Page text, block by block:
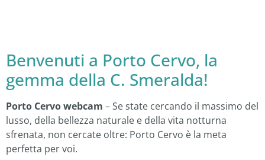
Benvenuti a Porto Cervo, la
gemma della C. Smeralda!
Porto Cervo webcam – Se state cercando il massimo del
lusso, della bellezza naturale e della vita notturna
sfrenata, non cercate oltre: Porto Cervo è la meta
perfetta per voi.